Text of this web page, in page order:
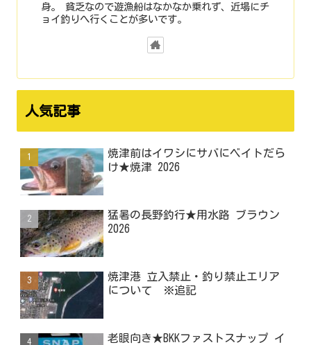
身。 貧乏なので遊漁船はなかなか乗れず、近場にチ
ョイ釣りへ行くことが多いです。
人気記事
焼津前はイワシにサバにベイトだら
け★焼津 2026
猛暑の長野釣行★用水路 ブラウン
2026
焼津港 立入禁止・釣り禁止エリア
について ※追記
老眼向き★BKKファストスナップ イ